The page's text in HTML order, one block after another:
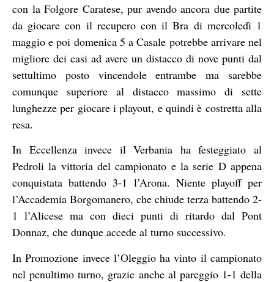
con la Folgore Caratese, pur avendo ancora due partite
da giocare con il recupero con il Bra di mercoledì 1
maggio e poi domenica 5 a Casale potrebbe arrivare nel
migliore dei casi ad avere un distacco di nove punti dal
settultimo posto vincendole entrambe ma sarebbe
comunque superiore al distacco massimo di sette
lunghezze per giocare i playout, e quindi è costretta alla
resa.
In Eccellenza invece il Verbania ha festeggiato al
Pedroli la vittoria del campionato e la serie D appena
conquistata battendo 3-1 l’Arona. Niente playoff per
l’Accademia Borgomanero, che chiude terza battendo 2-
1 l’Alicese ma con dieci punti di ritardo dal Pont
Donnaz, che dunque accede al turno successivo.
In Promozione invece l’Oleggio ha vinto il campionato
nel penultimo turno, grazie anche al pareggio 1-1 della